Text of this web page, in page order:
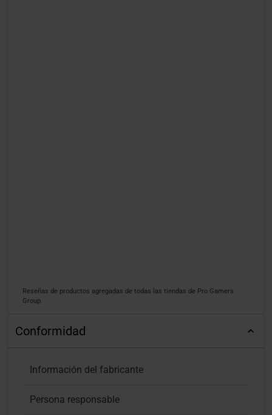
Reseñas de productos agregadas de todas las tiendas de Pro Gamers
Group.
Conformidad
Información del fabricante
Persona responsable